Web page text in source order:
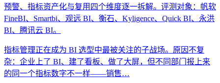
预警、指标资产化与复用四个维度逐一拆解。评测对象：帆软
FineBI、Smartbi、观远 BI、衡石、Kyligence、Quick BI、永洪
BI、腾讯云 BI。
指标管理正在成为 BI 选型中最被关注的子战场。原因不复
杂：企业上了 BI、建了看板、做了大屏，但不同部门报上来
的同一个指标数字不一样——销售…